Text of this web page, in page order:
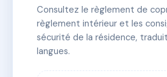
📍 126B bd d'alsace lorraine
Marne
✓ Immatriculée
Consultez le règlement de
règlement intérieur et les
sécurité de la résidence,
langues.